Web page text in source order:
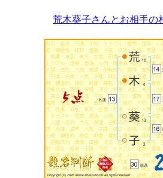
荒木葵子さんとお相手の